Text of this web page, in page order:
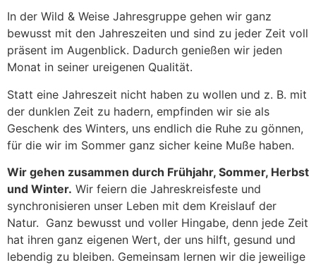
In der Wild & Weise Jahresgruppe gehen wir ganz
bewusst mit den Jahreszeiten und sind zu jeder Zeit voll
präsent im Augenblick. Dadurch genießen wir jeden
Monat in seiner ureigenen Qualität.
Statt eine Jahreszeit nicht haben zu wollen und z. B. mit
der dunklen Zeit zu hadern, empfinden wir sie als
Geschenk des Winters, uns endlich die Ruhe zu gönnen,
für die wir im Sommer ganz sicher keine Muße haben.
Wir gehen zusammen durch Frühjahr, Sommer, Herbst
und Winter. Wir feiern die Jahreskreisfeste und
synchronisieren unser Leben mit dem Kreislauf der
Natur. Ganz bewusst und voller Hingabe, denn jede Zeit
hat ihren ganz eigenen Wert, der uns hilft, gesund und
lebendig zu bleiben. Gemeinsam lernen wir die jeweilige